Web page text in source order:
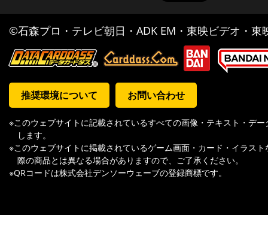
©石森プロ・テレビ朝日・ADK EM・東映ビデオ・
推奨環境について お問い合わせ
※このウェブサイトに記載されているすべての画像・テキスト・デ
します。
※このウェブサイトに掲載されているゲーム画面・カード・イラス
際の商品とは異なる場合がありますので、ご了承ください。
※QRコードは株式会社デンソーウェーブの登録商標です。